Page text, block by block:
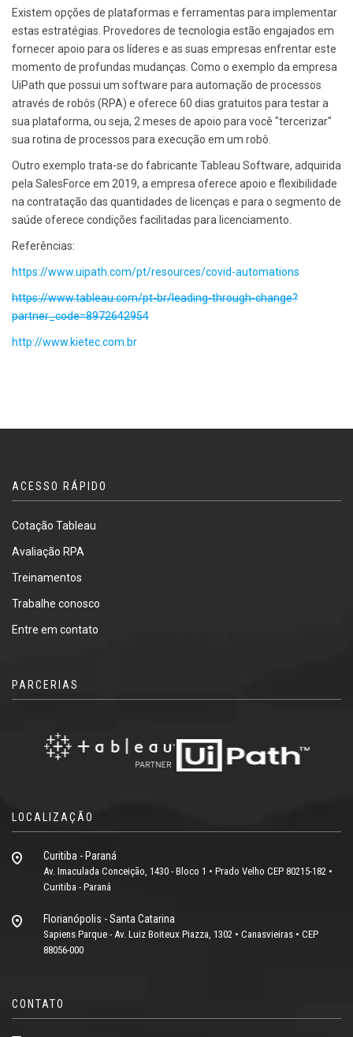
Existem opções de plataformas e ferramentas para implementar
estas estratégias. Provedores de tecnologia estão engajados em
fornecer apoio para os líderes e as suas empresas enfrentar este
momento de profundas mudanças. Como o exemplo da empresa
UiPath que possui um software para automação de processos
através de robôs (RPA) e oferece 60 dias gratuitos para testar a
sua plataforma, ou seja, 2 meses de apoio para você "tercerizar"
sua rotina de processos para execução em um robô.
Outro exemplo trata-se do fabricante Tableau Software, adquirida
pela SalesForce em 2019, a empresa oferece apoio e flexibilidade
na contratação das quantidades de licenças e para o segmento de
saúde oferece condições facilitadas para licenciamento.
Referências:
https://www.uipath.com/pt/resources/covid-automations
https://www.tableau.com/pt-br/leading-through-change?
partner_code=8972642954
http://www.kietec.com.br
ACESSO RÁPIDO
Cotação Tableau
Avaliação RPA
Treinamentos
Trabalhe conosco
Entre em contato
PARCERIAS
LOCALIZAÇÃO
Curitiba - Paraná
Av. Imaculada Conceição, 1430 - Bloco 1 • Prado Velho CEP 80215-182 •
Curitiba - Paraná
Florianópolis - Santa Catarina
Sapiens Parque - Av. Luiz Boiteux Piazza, 1302 • Canasvieiras • CEP
88056-000
CONTATO